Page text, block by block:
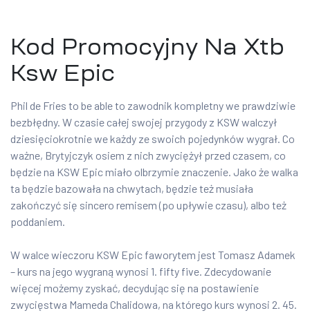
Kod Promocyjny Na Xtb
Ksw Epic
Phil de Fries to be able to zawodnik kompletny we prawdziwie
bezbłędny. W czasie całej swojej przygody z KSW walczył
dziesięciokrotnie we każdy ze swoich pojedynków wygrał. Co
ważne, Brytyjczyk osiem z nich zwyciężył przed czasem, co
będzie na KSW Epic miało olbrzymie znaczenie. Jako że walka
ta będzie bazowała na chwytach, będzie też musiała
zakończyć się sincero remisem (po upływie czasu), albo też
poddaniem.
W walce wieczoru KSW Epic faworytem jest Tomasz Adamek
– kurs na jego wygraną wynosi 1. fifty five. Zdecydowanie
więcej możemy zyskać, decydując się na postawienie
zwycięstwa Mameda Chalidowa, na którego kurs wynosi 2. 45.